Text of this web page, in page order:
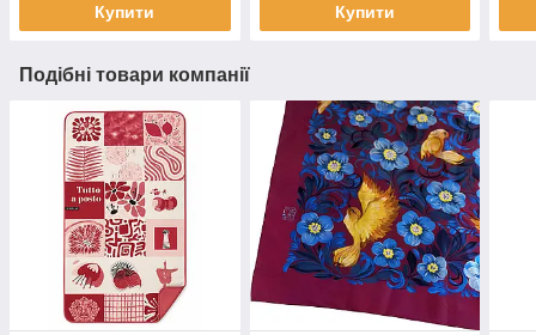
Купити Купити
Подібні товари компанії